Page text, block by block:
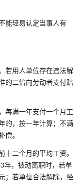
能轻易认定当事人有
若用人单位存在违法解
的二倍向劳动者支付赔
每满一年支付一个月工
的，按一年计算；不满
偿。
十二个月的平均工资。
年，被动离职时，若单
；若单位合法解除，经